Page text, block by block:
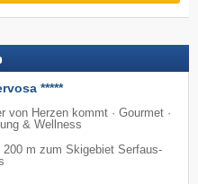
*****
von Herzen kommt · Gourmet ·
& Wellness
200 m zum Skigebiet Serfaus-